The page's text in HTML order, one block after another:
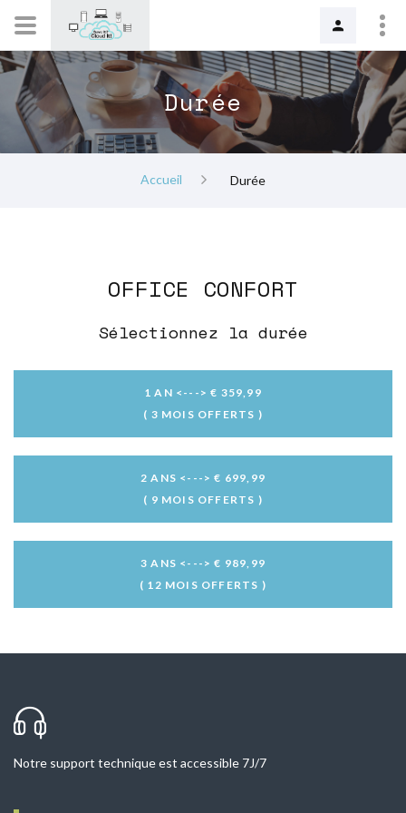
Durée
Accueil Durée
OFFICE CONFORT
Sélectionnez la durée
1 AN <---> € 359,99
( 3 MOIS OFFERTS )
2 ANS <---> € 699,99
( 9 MOIS OFFERTS )
3 ANS <---> € 989,99
( 12 MOIS OFFERTS )
Notre support technique est accessible 7J/7